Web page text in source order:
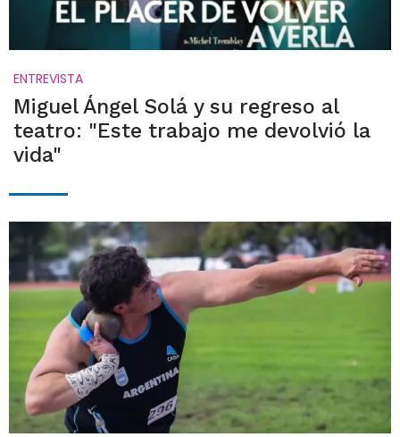
ENTREVISTA
Miguel Ángel Solá y su regreso al
teatro: "Este trabajo me devolvió la
vida"